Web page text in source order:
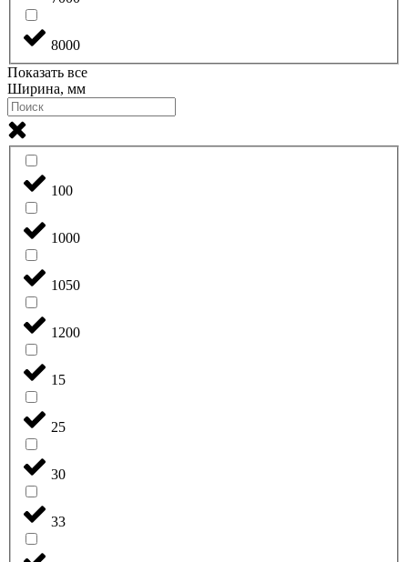
8000
Показать все
Ширина, мм
100
1000
1050
1200
15
25
30
33